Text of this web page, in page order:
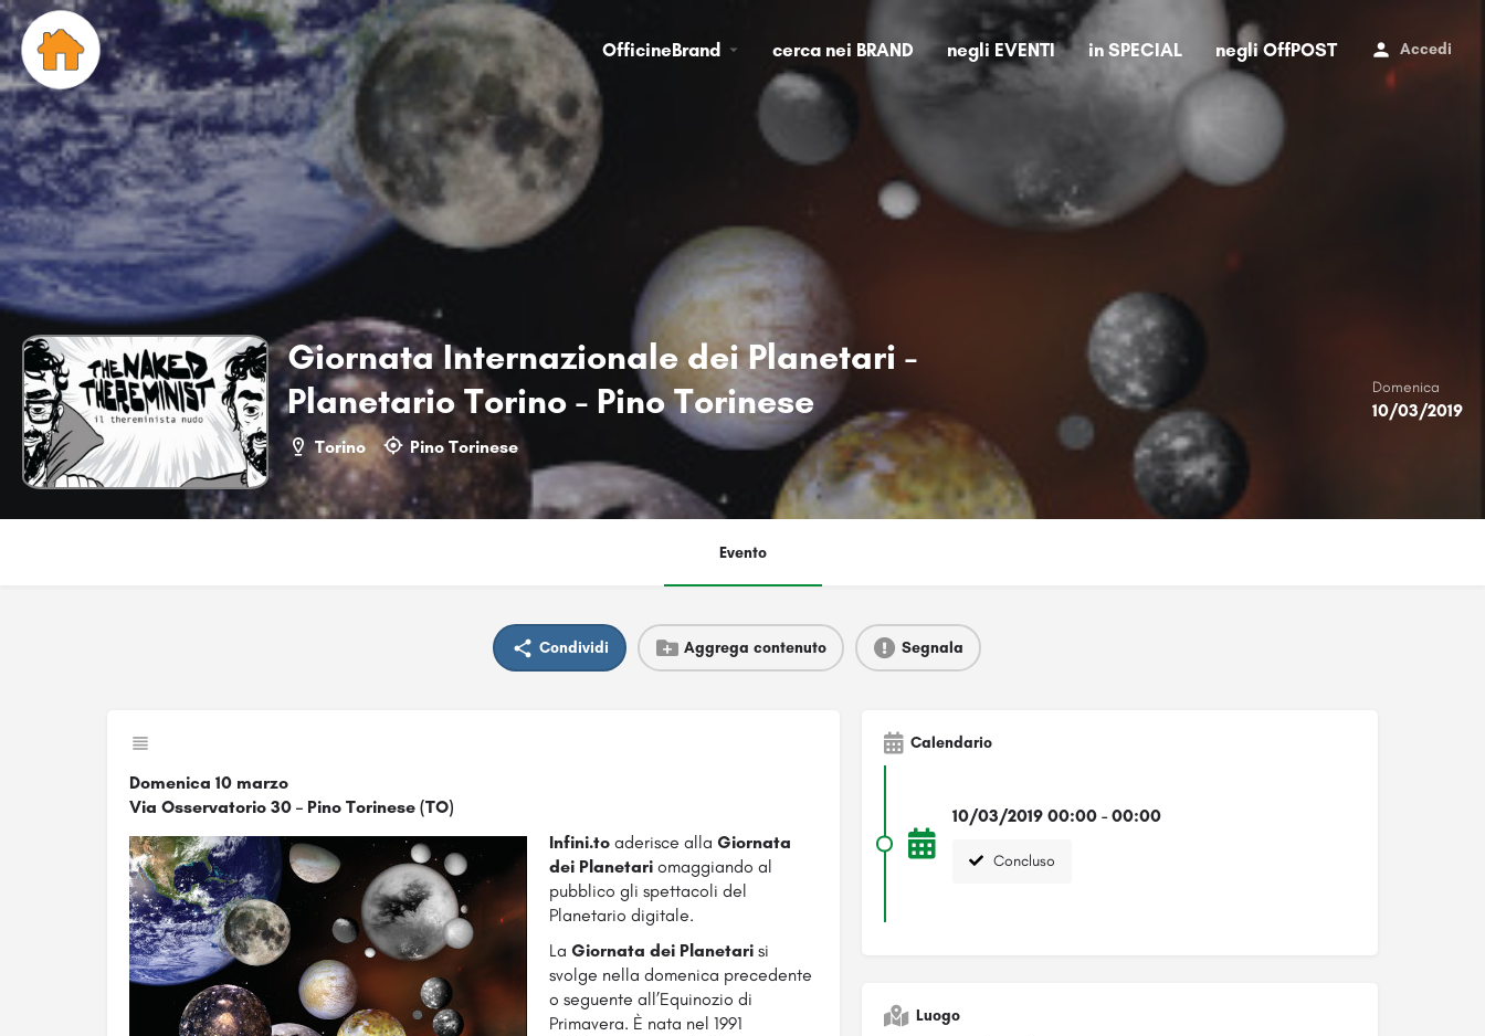
OfficineBrand cerca nei BRAND negli EVENTI in SPECIAL negli OffPOST Accedi
Giornata Internazionale dei Planetari -
Planetario Torino - Pino Torinese
Torino Pino Torinese
Domenica
10/03/2019
Evento
Condividi Aggrega contenuto Segnala
Domenica 10 marzo
Via Osservatorio 30 – Pino Torinese (TO)
Infini.to aderisce alla Giornata
dei Planetari omaggiando al
pubblico gli spettacoli del
Planetario digitale.
La Giornata dei Planetari si
svolge nella domenica precedente
o seguente all’Equinozio di
Primavera. È nata nel 1991
Calendario
10/03/2019 00:00 - 00:00
Concluso
Luogo